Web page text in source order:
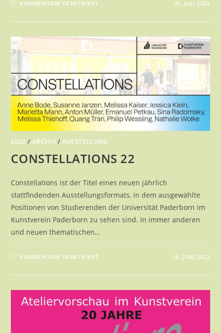
KOMMENTARE DEAKTIVIERTFÜR 31. JULI 2022
2022 / ARCHIV /AUSSTELLUNG
CONSTELLATIONS 22
Constellations ist der Titel eines neuen jährlich
stattfindenden Ausstellungsformats, in dem ausgewählte
Positionen von Studierenden der Universität Paderborn im
Kunstverein Paderborn zu sehen sind. In immer anderen
und neuen thematischen…
KOMMENTARE DEAKTIVIERTFÜR 16. JUNI 2022